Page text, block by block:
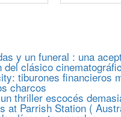
y un funeral : una
del clásico
tiburones financieros
charcos
thriller escocés
at Parrish Station (